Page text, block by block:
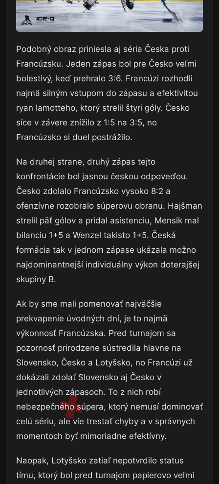
Podobný obraz priniesla aj séria Česka proti
Francúzsku. Jeden zápas bol pre Česko veľmi
bolestivý, keď prehralo 3:6. Francúzi rozhodli
najmä silným vstupom do zápasu a efektivitou
ryan lamotteho, ktorý strelil štyri góly. Česko
síce v závere znížilo z 1:5 na 3:5, no
Francúzsko si duel postrážilo.
Na druhej strane, druhý zápas tejto
konfrontácie bol jasnou českou odpoveďou.
Česko zdolalo Francúzsko vysoko 8:2 a
ofenzívne rozobralo súperovu obranu. Hajšman
strelil päť gólov a pridal asistenciu, Mensik mal
bilanciu 1+5 a Wenzel takisto 1+5. Česká
formácia tak v jednom zápase ukázala možno
najdominantnejší individuálny výkon doterajšej
skupiny B.
Ak by sme mali pomenovať najväčšie
prekvapenie úvodných dní, je to najmä
výkonnosť Francúzska. Pred turnajom sa
pozornosť prirodzene sústredila hlavne na
Slovensko, Česko a Lotyšsko, no Francúzi už
dokázali zdolať Slovensko aj Česko v
jednotlivých zápasoch. To z nich robí
nebezpečného súpera, ktorý nemusí dominovať
celú sériu, ale vie trestať chyby a v správnych
momentoch byť mimoriadne efektívny.
Naopak, Lotyšsko zatiaľ nepotvrdilo status
tímu, ktorý bol pred turnajom papierovo veľmi